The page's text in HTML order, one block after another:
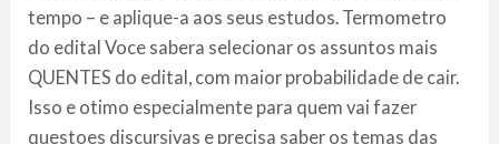
tempo – e aplique-a aos seus estudos. Termometro
do edital Voce sabera selecionar os assuntos mais
QUENTES do edital, com maior probabilidade de cair.
Isso e otimo especialmente para quem vai fazer
questoes discursivas e precisa saber os temas das